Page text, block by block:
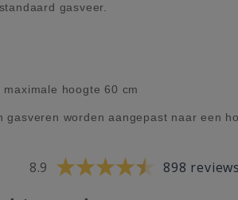
gasveer.
hoogte 60 cm
gasveren worden aangepast naar een
8.9 898